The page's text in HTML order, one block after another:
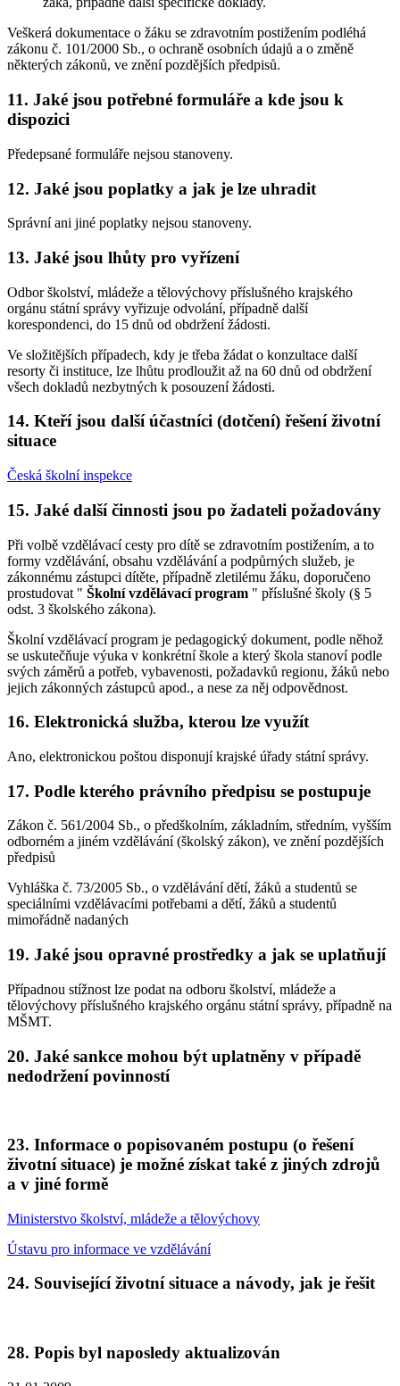
Veškerá dokumentace o žáku se zdravotním postižením podléhá
zákonu č. 101/2000 Sb., o ochraně osobních údajů a o změně
některých zákonů, ve znění pozdějších předpisů.
11. Jaké jsou potřebné formuláře a kde jsou k
dispozici
Předepsané formuláře nejsou stanoveny.
12. Jaké jsou poplatky a jak je lze uhradit
Správní ani jiné poplatky nejsou stanoveny.
13. Jaké jsou lhůty pro vyřízení
Odbor školství, mládeže a tělovýchovy příslušného krajského
orgánu státní správy vyřizuje odvolání, případně další
korespondenci, do 15 dnů od obdržení žádosti.
Ve složitějších případech, kdy je třeba žádat o konzultace další
resorty či instituce, lze lhůtu prodloužit až na 60 dnů od obdržení
všech dokladů nezbytných k posouzení žádosti.
14. Kteří jsou další účastníci (dotčení) řešení životní
situace
Česká školní inspekce
15. Jaké další činnosti jsou po žadateli požadovány
Při volbě vzdělávací cesty pro dítě se zdravotním postižením, a to
formy vzdělávání, obsahu vzdělávání a podpůrných služeb, je
zákonnému zástupci dítěte, případně zletilému žáku, doporučeno
prostudovat " Školní vzdělávací program " příslušné školy (§ 5
odst. 3 školského zákona).
Školní vzdělávací program je pedagogický dokument, podle něhož
se uskutečňuje výuka v konkrétní škole a který škola stanoví podle
svých záměrů a potřeb, vybavenosti, požadavků regionu, žáků nebo
jejich zákonných zástupců apod., a nese za něj odpovědnost.
16. Elektronická služba, kterou lze využít
Ano, elektronickou poštou disponují krajské úřady státní správy.
17. Podle kterého právního předpisu se postupuje
Zákon č. 561/2004 Sb., o předškolním, základním, středním, vyšším
odborném a jiném vzdělávání (školský zákon), ve znění pozdějších
předpisů
Vyhláška č. 73/2005 Sb., o vzdělávání dětí, žáků a studentů se
speciálními vzdělávacími potřebami a dětí, žáků a studentů
mimořádně nadaných
19. Jaké jsou opravné prostředky a jak se uplatňují
Případnou stížnost lze podat na odboru školství, mládeže a
tělovýchovy příslušného krajského orgánu státní správy, případně na
MŠMT.
20. Jaké sankce mohou být uplatněny v případě
nedodržení povinností
23. Informace o popisovaném postupu (o řešení
životní situace) je možné získat také z jiných zdrojů
a v jiné formě
Ministerstvo školství, mládeže a tělovýchovy
Ústavu pro informace ve vzdělávání
24. Související životní situace a návody, jak je řešit
28. Popis byl naposledy aktualizován